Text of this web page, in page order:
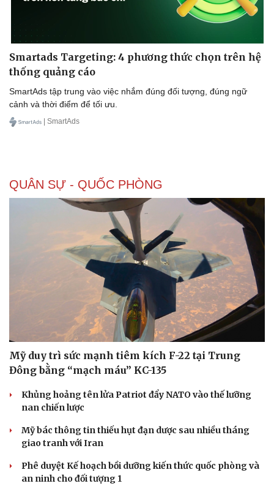
Thông tin doanh nghiệp
Doanh nghiệp 24h
Sành điệu
Smartads Targeting: 4 phương thức chọn trên hệ
thống quảng cáo
SmartAds tập trung vào việc nhắm đúng đối tượng, đúng ngữ
cảnh và thời điểm để tối ưu.
| SmartAds
QUÂN SỰ - QUỐC PHÒNG
Mỹ duy trì sức mạnh tiêm kích F-22 tại Trung
Đông bằng “mạch máu” KC-135
Khủng hoảng tên lửa Patriot đẩy NATO vào thế lưỡng
nan chiến lược
Mỹ bác thông tin thiếu hụt đạn dược sau nhiều tháng
giao tranh với Iran
Phê duyệt Kế hoạch bồi dưỡng kiến thức quốc phòng và
an ninh cho đối tượng 1